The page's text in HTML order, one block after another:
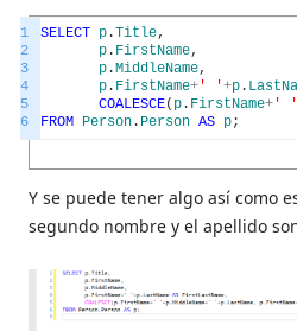
1
2
3
4
5
6
SELECT p .Title,
p . FirstName,
p .MiddleName,
p . FirstName+ ' '+p .
COALESCE( p . FirstName+ ' '
FROM Person . Person AS p;
Y se puede tener algo así como
segundo nombre y el apellido